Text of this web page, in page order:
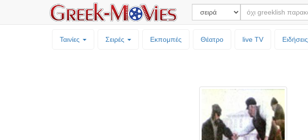
Ταινίες Σειρές Εκπομπές Θέατρο live TV Ειδήσεις